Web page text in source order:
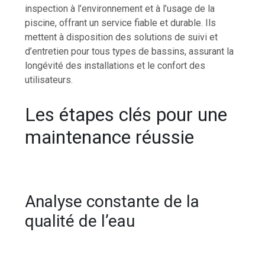
inspection à l’environnement et à l’usage de la
piscine, offrant un service fiable et durable. Ils
mettent à disposition des solutions de suivi et
d’entretien pour tous types de bassins, assurant la
longévité des installations et le confort des
utilisateurs.
Les étapes clés pour une
maintenance réussie
Analyse constante de la
qualité de l’eau